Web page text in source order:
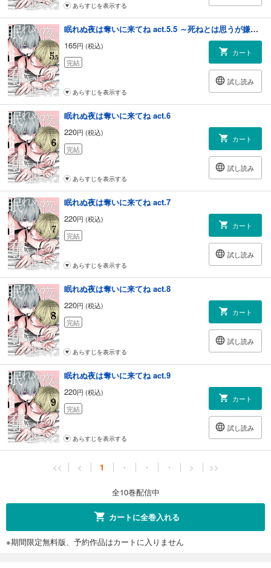
あらすじを表示する
眠れぬ夜は奪いに来てね act.5.5 ～死ねとは思うが嫌いじゃない～
165円 (税込)
完結
カート
試し読み
あらすじを表示する
眠れぬ夜は奪いに来てね act.6
220円 (税込)
完結
カート
試し読み
あらすじを表示する
眠れぬ夜は奪いに来てね act.7
220円 (税込)
完結
カート
試し読み
あらすじを表示する
眠れぬ夜は奪いに来てね act.8
220円 (税込)
完結
カート
試し読み
あらすじを表示する
眠れぬ夜は奪いに来てね act.9
220円 (税込)
完結
カート
試し読み
あらすじを表示する
<< < 1 ・ ・ ・ > >>
全10巻配信中
カートに全巻入れる
※期間限定無料版、予約作品はカートに入りません